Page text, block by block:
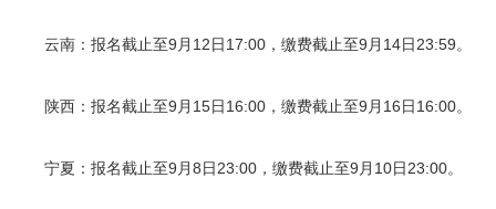
云南：报名截止至9月12日17:00，缴费截止至9月14日23:59。
陕西：报名截止至9月15日16:00，缴费截止至9月16日16:00。
宁夏：报名截止至9月8日23:00，缴费截止至9月10日23:00。